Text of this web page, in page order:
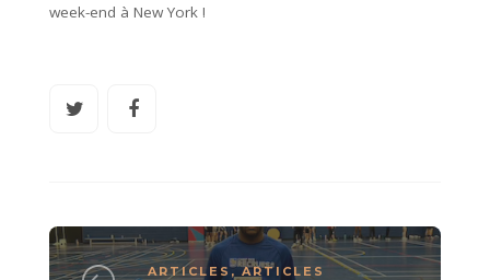
week-end à New York !
ARTICLES,ARTICLES